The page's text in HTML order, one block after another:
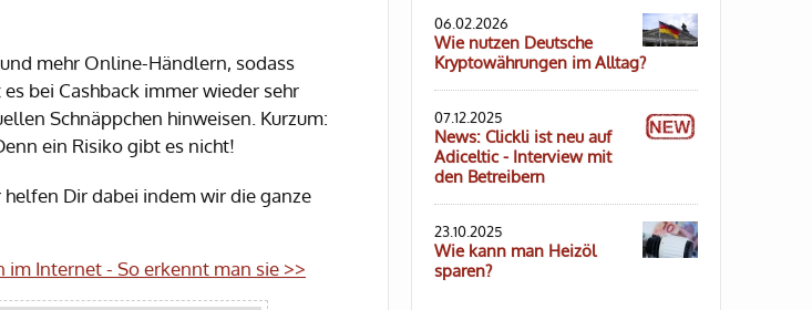
mehr Online-Händlern, sodass
bei Cashback immer wieder sehr
Schnäppchen hinweisen. Kurzum:
ein Risiko gibt es nicht!
Dir dabei indem wir die ganze
im Internet - So erkennt man sie >>
06.02.2026
Wie nutzen Deutsche
Kryptowährungen im Alltag?
07.12.2025
News: Clickli ist neu auf
Adiceltic - Interview mit
den Betreibern
23.10.2025
Wie kann man Heizöl
sparen?